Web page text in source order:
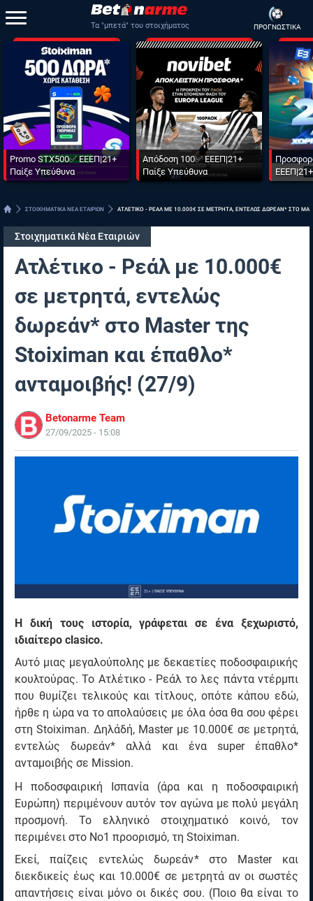
Τα "μπετά" του στοιχήματος ΠΡΟΓΝΩΣΤΙΚΑ
Promo STX500✅ ΕΕΕΠ|21+
Παίξε Υπεύθυνα
Απόδοση 100✅ ΕΕΕΠ|21+
Παίξε Υπεύθυνα
ΣΤΟΙΧΗΜΑΤΙΚΑ ΝΕΑ ΕΤΑΙΡΙΩΝ ΑΤΛΕΤΙΚΟ - ΡΕΑΛ ΜΕ 10.000€ ΣΕ ΜΕΤΡΗΤΑ, ΕΝΤΕΛΩΣ ΔΩΡΕΑΝ* ΣΤΟ
Στοιχηματικά Νέα Εταιριών
Ατλέτικο - Ρεάλ με 10.000€
σε μετρητά, εντελώς
δωρεάν* στο Master της
Stoiximan και έπαθλο*
ανταμοιβής! (27/9)
Betonarme Team
27/09/2025 - 15:08
Η δική τους ιστορία, γράφεται σε ένα ξεχωριστό,
ιδιαίτερο clasico.
Αυτό μιας μεγαλούπολης με δεκαετίες ποδοσφαιρικής
κουλτούρας. Το Ατλέτικο - Ρεάλ το λες πάντα ντέρμπι
που θυμίζει τελικούς και τίτλους, οπότε κάπου εδώ,
ήρθε η ώρα να το απολαύσεις με όλα όσα θα σου φέρει
στη Stoiximan. Δηλάδή, Master με 10.000€ σε μετρητά,
εντελώς δωρεάν* αλλά και ένα super έπαθλο*
ανταμοιβής σε Mission.
Η ποδοσφαιρική Ισπανία (άρα και η ποδοσφαιρική
Ευρώπη) περιμένουν αυτόν τον αγώνα με πολύ μεγάλη
προσμονή. Το ελληνικό στοιχηματικό κοινό, τον
περιμένει στο Νο1 προορισμό, τη Stoiximan.
Εκεί, παίζεις εντελώς δωρεάν* στο Master και
διεκδικείς έως και 10.000€ σε μετρητά αν οι σωστές
απαντήσεις είναι μόνο οι δικές σου. (Ποιο θα είναι το